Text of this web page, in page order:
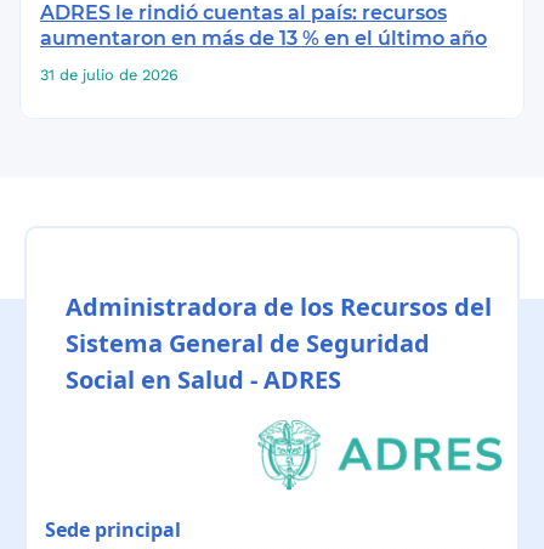
ADRES le rindió cuentas al país: recursos
aumentaron en más de 13 % en el último año
31 de julio de 2026
Administradora de los Recursos del
Sistema General de Seguridad
Social en Salud - ADRES
Sede principal